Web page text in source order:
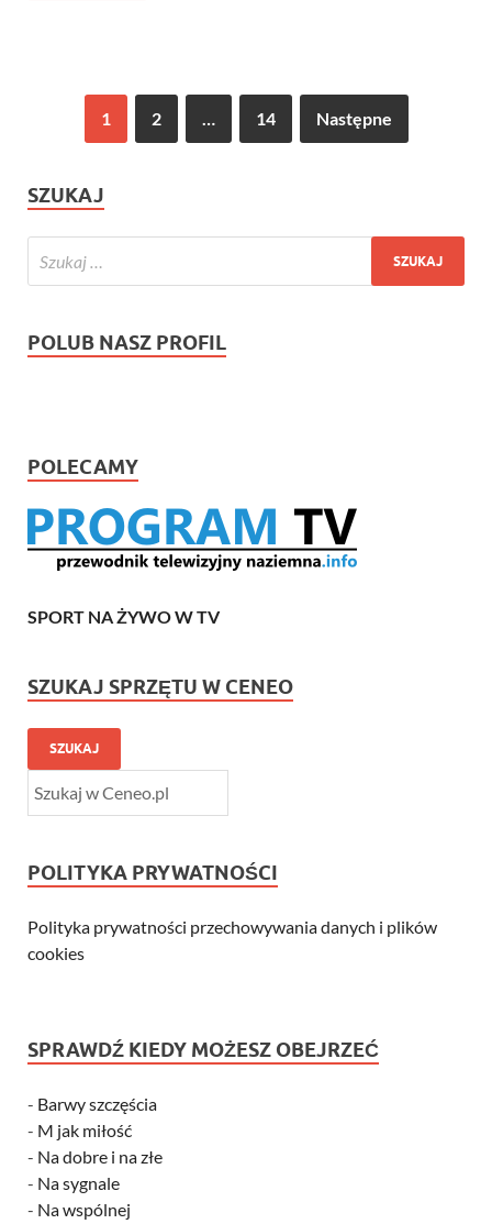
1 2 … 14 Następne
SZUKAJ
POLUB NASZ PROFIL
POLECAMY
SPORT NA ŻYWO W TV
SZUKAJ SPRZĘTU W CENEO
SZUKAJ
POLITYKA PRYWATNOŚCI
Polityka prywatności przechowywania danych i plików
cookies
SPRAWDŹ KIEDY MOŻESZ OBEJRZEĆ
- Barwy szczęścia
- M jak miłość
- Na dobre i na złe
- Na sygnale
- Na wspólnej